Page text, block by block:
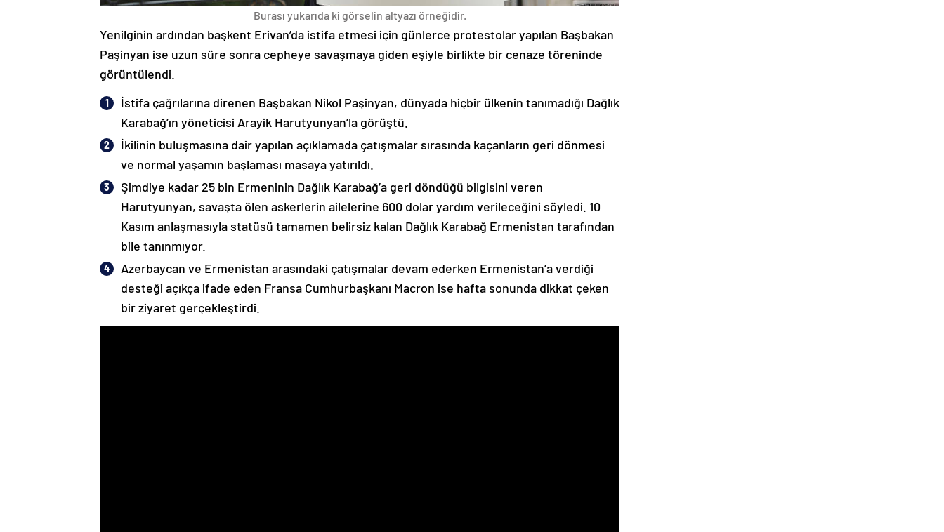
Burası yukarıda ki görselin altyazı örneğidir.
Yenilginin ardından başkent Erivan’da istifa etmesi için günlerce protestolar yapılan Başbakan
Paşinyan ise uzun süre sonra cepheye savaşmaya giden eşiyle birlikte bir cenaze töreninde
görüntülendi.
İstifa çağrılarına direnen Başbakan Nikol Paşinyan, dünyada hiçbir ülkenin tanımadığı Dağlık
Karabağ’ın yöneticisi Arayik Harutyunyan’la görüştü.
İkilinin buluşmasına dair yapılan açıklamada çatışmalar sırasında kaçanların geri dönmesi
ve normal yaşamın başlaması masaya yatırıldı.
Şimdiye kadar 25 bin Ermeninin Dağlık Karabağ’a geri döndüğü bilgisini veren
Harutyunyan, savaşta ölen askerlerin ailelerine 600 dolar yardım verileceğini söyledi. 10
Kasım anlaşmasıyla statüsü tamamen belirsiz kalan Dağlık Karabağ Ermenistan tarafından
bile tanınmıyor.
Azerbaycan ve Ermenistan arasındaki çatışmalar devam ederken Ermenistan’a verdiği
desteği açıkça ifade eden Fransa Cumhurbaşkanı Macron ise hafta sonunda dikkat çeken
bir ziyaret gerçekleştirdi.